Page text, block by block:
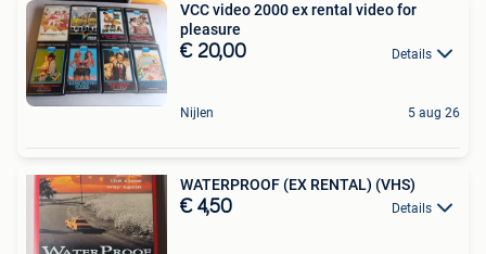
VCC video 2000 ex rental video for
pleasure
€ 20,00 Details
Nijlen 5 aug 26
WATERPROOF (EX RENTAL) (VHS)
€ 4,50 Details